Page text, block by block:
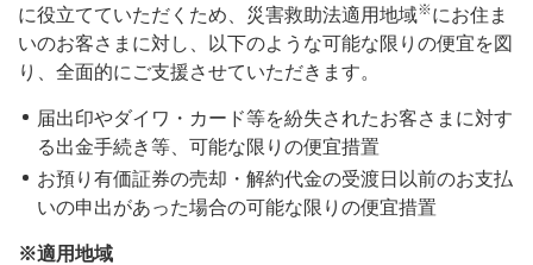
に役立てていただくため、災害救助法適用地域※にお住ま
いのお客さまに対し、以下のような可能な限りの便宜を図
り、全面的にご支援させていただきます。
届出印やダイワ・カード等を紛失されたお客さまに対す
る出金手続き等、可能な限りの便宜措置
お預り有価証券の売却・解約代金の受渡日以前のお支払
いの申出があった場合の可能な限りの便宜措置
※適用地域